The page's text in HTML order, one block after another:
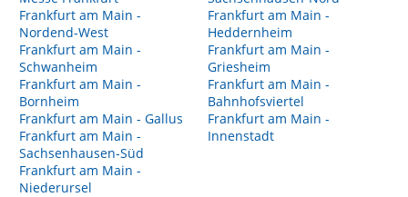
Frankfurt am Main -
Nordend-West
Frankfurt am Main -
Schwanheim
Frankfurt am Main -
Bornheim
Frankfurt am Main - Gallus
Frankfurt am Main -
Sachsenhausen-Süd
Frankfurt am Main -
Niederursel
Frankfurt am Main -
Heddernheim
Frankfurt am Main -
Griesheim
Frankfurt am Main -
Bahnhofsviertel
Frankfurt am Main -
Innenstadt